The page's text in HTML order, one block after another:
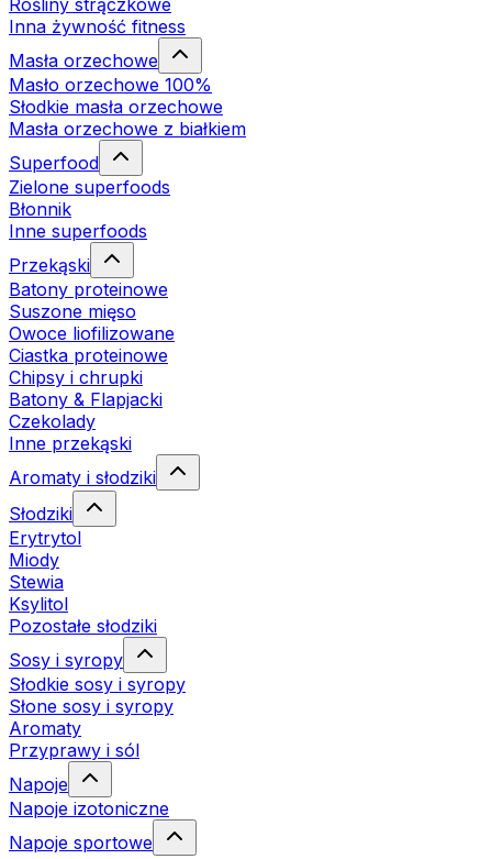
Rośliny strączkowe
Inna żywność fitness
Masła orzechowe
Masło orzechowe 100%
Słodkie masła orzechowe
Masła orzechowe z białkiem
Superfood
Zielone superfoods
Błonnik
Inne superfoods
Przekąski
Batony proteinowe
Suszone mięso
Owoce liofilizowane
Ciastka proteinowe
Chipsy i chrupki
Batony & Flapjacki
Czekolady
Inne przekąski
Aromaty i słodziki
Słodziki
Erytrytol
Miody
Stewia
Ksylitol
Pozostałe słodziki
Sosy i syropy
Słodkie sosy i syropy
Słone sosy i syropy
Aromaty
Przyprawy i sól
Napoje
Napoje izotoniczne
Napoje sportowe